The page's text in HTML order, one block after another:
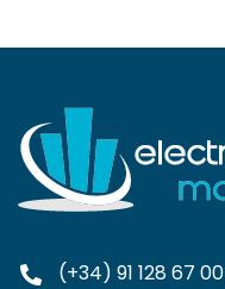
(+34) 91 128 67 00